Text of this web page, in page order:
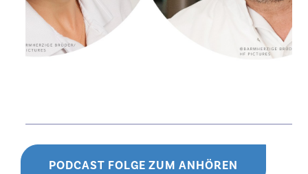
PODCAST FOLGE ZUM ANHÖREN